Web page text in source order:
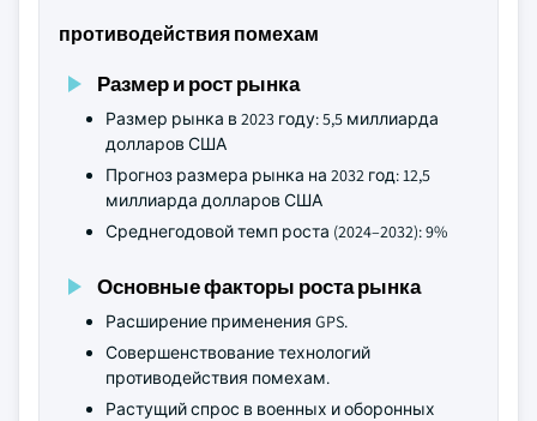
противодействия помехам
Размер и рост рынка
Размер рынка в 2023 году: 5,5 миллиарда
долларов США
Прогноз размера рынка на 2032 год: 12,5
миллиарда долларов США
Среднегодовой темп роста (2024–2032): 9%
Основные факторы роста рынка
Расширение применения GPS.
Совершенствование технологий
противодействия помехам.
Растущий спрос в военных и оборонных